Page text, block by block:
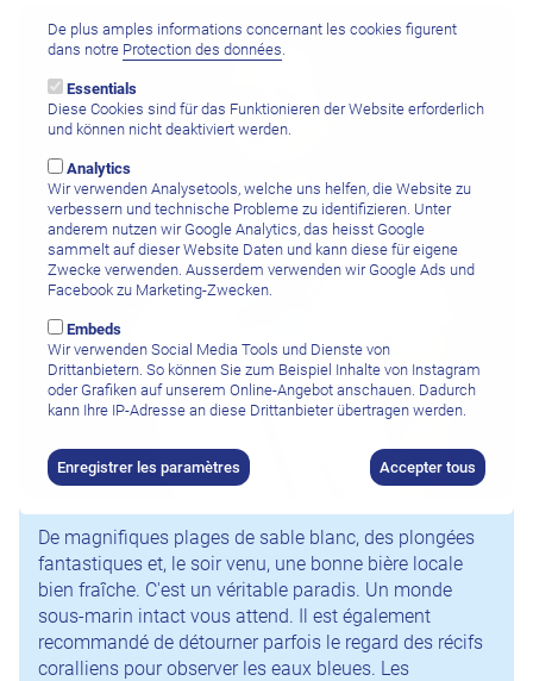
De magnifiques plages de sable blanc, des plongées
fantastiques et, le soir venu, une bonne bière locale
bien fraîche. C'est un véritable paradis. Un monde
sous-marin intact vous attend. Il est également
recommandé de détourner parfois le regard des récifs
coralliens pour observer les eaux bleues. Les
De plus amples informations concernant les cookies figurent
dans notre Protection des données
Essentials
Diese Cookies sind für das Funktionieren der Website erforderlich
und können nicht deaktiviert werden.
Analytics
Wir verwenden Analysetools, welche uns helfen, die Website zu
verbessern und technische Probleme zu identifizieren. Unter
anderem nutzen wir Google Analytics, das heisst Google
sammelt auf dieser Website Daten und kann diese für eigene
Zwecke verwenden. Ausserdem verwenden wir Google Ads und
Facebook zu Marketing-Zwecken.
Embeds
Wir verwenden Social Media Tools und Dienste von
Drittanbietern. So können Sie zum Beispiel Inhalte von Instagram
oder Grafiken auf unserem Online-Angebot anschauen. Dadurch
kann Ihre IP-Adresse an diese Drittanbieter übertragen werden.
Enregistrer les paramètres Accepter tous